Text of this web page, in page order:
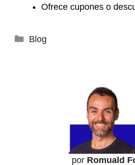
Ofrece cupones o
Categorías
Blog
por Romuald